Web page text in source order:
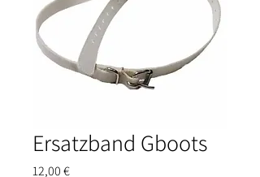
Ersatzband Gboots
12,00 €Preis